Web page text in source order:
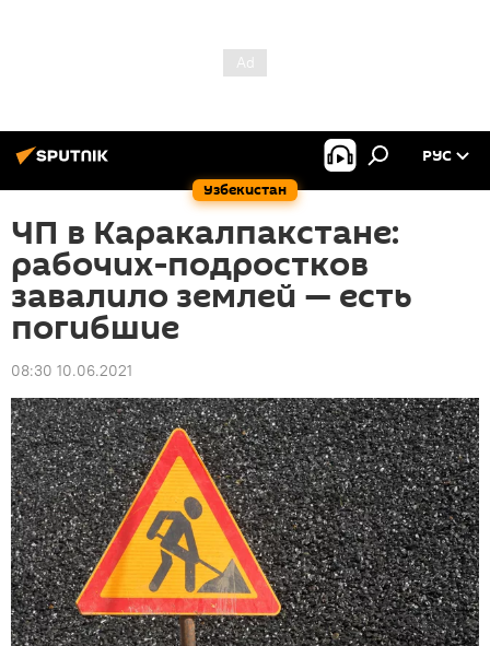
Узбекистан
РУС
ЧП в Каракалпакстане:
рабочих-подростков
завалило землей — есть
погибшие
08:30 10.06.2021